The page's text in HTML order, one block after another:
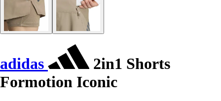
adidas
2in1 Shorts
Formotion Iconic